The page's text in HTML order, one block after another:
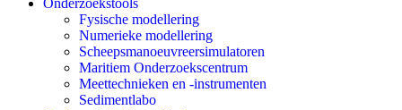
Onderzoekstools
Fysische modellering
Numerieke modellering
Scheepsmanoeuvreersimulatoren
Maritiem Onderzoekscentrum
Meettechnieken en -instrumenten
Sedimentlabo